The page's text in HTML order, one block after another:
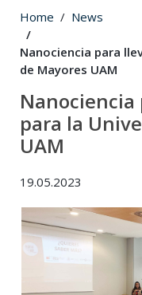
Home News
Nanociencia para
de Mayores UAM
para la
UAM
19.05.2023